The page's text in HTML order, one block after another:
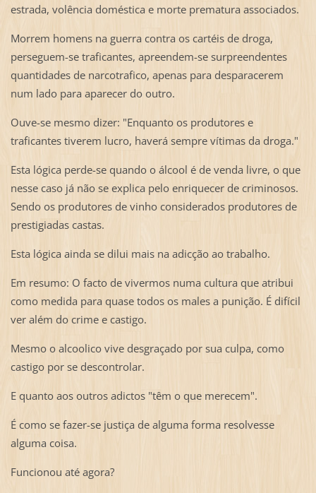
estrada, volência doméstica e morte prematura associados.
Morrem homens na guerra contra os cartéis de droga,
perseguem-se traficantes, apreendem-se surpreendentes
quantidades de narcotrafico, apenas para desparacerem
num lado para aparecer do outro.
Ouve-se mesmo dizer: "Enquanto os produtores e
traficantes tiverem lucro, haverá sempre vítimas da droga."
Esta lógica perde-se quando o álcool é de venda livre, o que
nesse caso já não se explica pelo enriquecer de criminosos.
Sendo os produtores de vinho considerados produtores de
prestigiadas castas.
Esta lógica ainda se dilui mais na adicção ao trabalho.
Em resumo: O facto de vivermos numa cultura que atribui
como medida para quase todos os males a punição. É difícil
ver além do crime e castigo.
Mesmo o alcoolico vive desgraçado por sua culpa, como
castigo por se descontrolar.
E quanto aos outros adictos "têm o que merecem".
É como se fazer-se justiça de alguma forma resolvesse
alguma coisa.
Funcionou até agora?